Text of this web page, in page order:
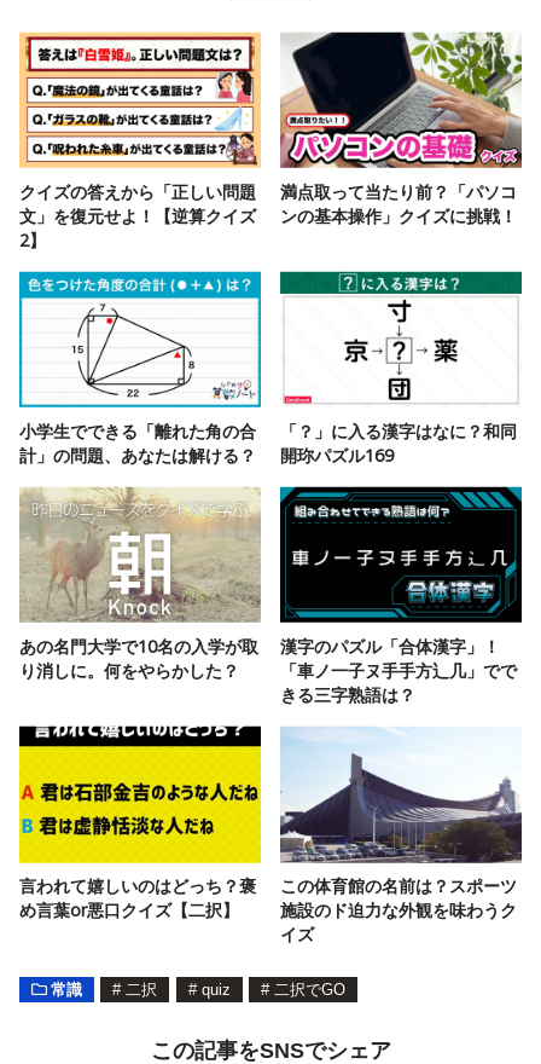
クイズの答えから「正しい問題
文」を復元せよ！【逆算クイズ
2】
満点取って当たり前？「パソコ
ンの基本操作」クイズに挑戦！
小学生でできる「離れた角の合
計」の問題、あなたは解ける？
「？」に入る漢字はなに？和同
開珎パズル169
あの名門大学で10名の入学が取
り消しに。何をやらかした？
漢字のパズル「合体漢字」！
「車ノ一子ヌ手手方辶几」でで
きる三字熟語は？
言われて嬉しいのはどっち？褒
め言葉or悪口クイズ【二択】
この体育館の名前は？スポーツ
施設のド迫力な外観を味わうク
イズ
常識 # 二択 # quiz # 二択でGO
この記事をSNSでシェア